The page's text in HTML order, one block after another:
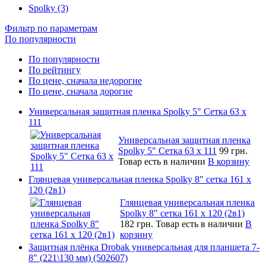
Spolky (3)
Фильтр по параметрам
По популярности
По популярности
По рейтингу
По цене, сначала недорогие
По цене, сначала дорогие
Универсальная защитная пленка Spolky 5" Сетка 63 x
111
Универсальная защитная пленка
Spolky 5" Сетка 63 x 111 99 грн.
Товар есть в наличии В корзину
Глянцевая универсальная пленка Spolky 8" сетка 161 х
120 (2в1)
Глянцевая универсальная пленка
Spolky 8" сетка 161 х 120 (2в1)
182 грн. Товар есть в наличии В
корзину
Защитная плёнка Drobak универсальная для планшета 7-
8" (221\130 мм) (502607)